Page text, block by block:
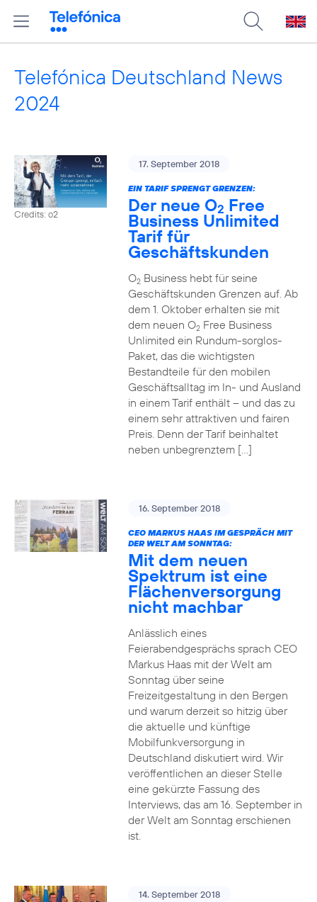
Telefónica Deutschland News
2024
Credits: o2
17. September 2018
EIN TARIF SPRENGT GRENZEN:
Der neue O2 Free
Business Unlimited
Tarif für
Geschäftskunden
O2Business hebt für seine
Geschäftskunden Grenzen auf. Ab
dem 1. Oktober erhalten sie mit
dem neuen O2Free Business
Unlimited ein Rundum-sorglos-
Paket, das die wichtigsten
Bestandteile für den mobilen
Geschäftsalltag im In- und Ausland
in einem Tarif enthält – und das zu
einem sehr attraktiven und fairen
Preis. Denn der Tarif beinhaltet
neben unbegrenztem […]
16. September 2018
CEO MARKUS HAAS IM GESPRÄCH MIT
DER WELT AM SONNTAG:
Mit dem neuen
Spektrum ist eine
Flächenversorgung
nicht machbar
Anlässlich eines
Feierabendgesprächs sprach CEO
Markus Haas mit der Welt am
Sonntag über seine
Freizeitgestaltung in den Bergen
und warum derzeit so hitzig über
die aktuelle und künftige
Mobilfunkversorgung in
Deutschland diskutiert wird. Wir
veröffentlichen an dieser Stelle
eine gekürzte Fassung des
Interviews, das am 16. September in
der Welt am Sonntag erschienen
ist.
14. September 2018